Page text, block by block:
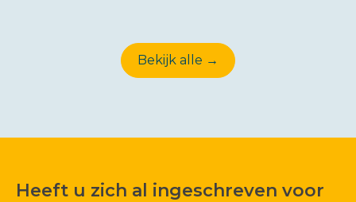
Bekijk alle →
Heeft u zich al ingeschreven voor